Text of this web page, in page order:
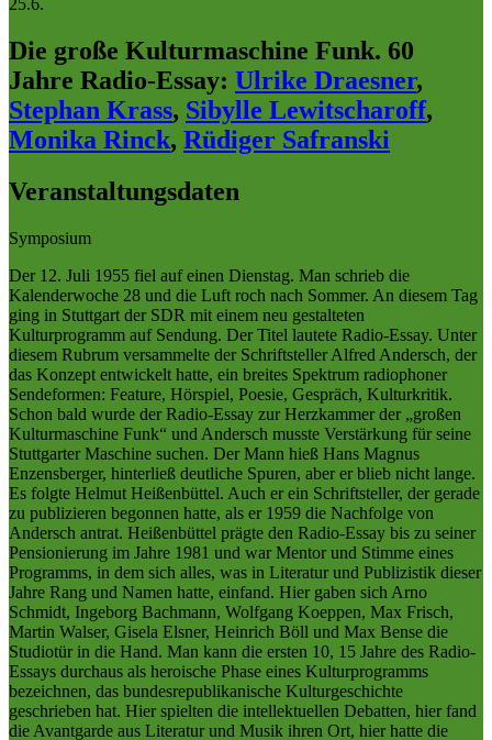
25.6.
Die große Kulturmaschine Funk. 60
Jahre Radio-Essay: Ulrike Draesner,
Stephan Krass, Sibylle Lewitscharoff,
Monika Rinck, Rüdiger Safranski
Veranstaltungsdaten
Symposium
Der 12. Juli 1955 fiel auf einen Dienstag. Man schrieb die
Kalenderwoche 28 und die Luft roch nach Sommer. An diesem Tag
ging in Stuttgart der SDR mit einem neu gestalteten
Kulturprogramm auf Sendung. Der Titel lautete Radio-Essay. Unter
diesem Rubrum versammelte der Schriftsteller Alfred Andersch, der
das Konzept entwickelt hatte, ein breites Spektrum radiophoner
Sendeformen: Feature, Hörspiel, Poesie, Gespräch, Kulturkritik.
Schon bald wurde der Radio-Essay zur Herzkammer der „großen
Kulturmaschine Funk“ und Andersch musste Verstärkung für seine
Stuttgarter Maschine suchen. Der Mann hieß Hans Magnus
Enzensberger, hinterließ deutliche Spuren, aber er blieb nicht lange.
Es folgte Helmut Heißenbüttel. Auch er ein Schriftsteller, der gerade
zu publizieren begonnen hatte, als er 1959 die Nachfolge von
Andersch antrat. Heißenbüttel prägte den Radio-Essay bis zu seiner
Pensionierung im Jahre 1981 und war Mentor und Stimme eines
Programms, in dem sich alles, was in Literatur und Publizistik dieser
Jahre Rang und Namen hatte, einfand. Hier gaben sich Arno
Schmidt, Ingeborg Bachmann, Wolfgang Koeppen, Max Frisch,
Martin Walser, Gisela Elsner, Heinrich Böll und Max Bense die
Studiotür in die Hand. Man kann die ersten 10, 15 Jahre des Radio-
Essays durchaus als heroische Phase eines Kulturprogramms
bezeichnen, das bundesrepublikanische Kulturgeschichte
geschrieben hat. Hier spielten die intellektuellen Debatten, hier fand
die Avantgarde aus Literatur und Musik ihren Ort, hier hatte die